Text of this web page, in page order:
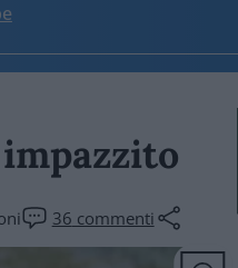
36 commenti